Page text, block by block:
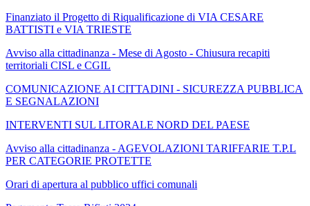
Finanziato il Progetto di Riqualificazione di VIA CESARE
BATTISTI e VIA TRIESTE
Avviso alla cittadinanza - Mese di Agosto - Chiusura recapiti
territoriali CISL e CGIL
COMUNICAZIONE AI CITTADINI - SICUREZZA PUBBLICA
E SEGNALAZIONI
INTERVENTI SUL LITORALE NORD DEL PAESE
Avviso alla cittadinanza - AGEVOLAZIONI TARIFFARIE T.P.L
PER CATEGORIE PROTETTE
Orari di apertura al pubblico uffici comunali